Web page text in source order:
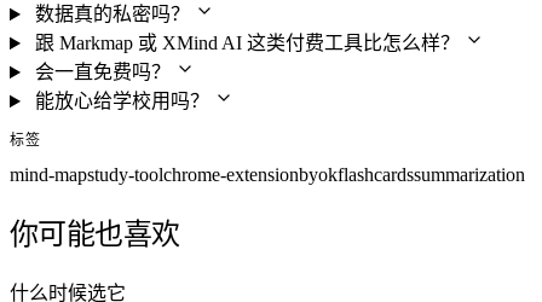
数据真的私密吗？
跟 Markmap 或 XMind AI 这类付费工具比怎么样？
会一直免费吗？
能放心给学校用吗？
标签
mind-mapstudy-toolchrome-extensionbyokflashcardssummarization
你可能也喜欢
什么时候选它